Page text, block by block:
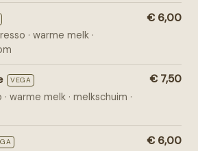
· warme melk ·
€ 6,00
VEGA
warme melk · melkschuim ·
€ 7,50
€ 6,00